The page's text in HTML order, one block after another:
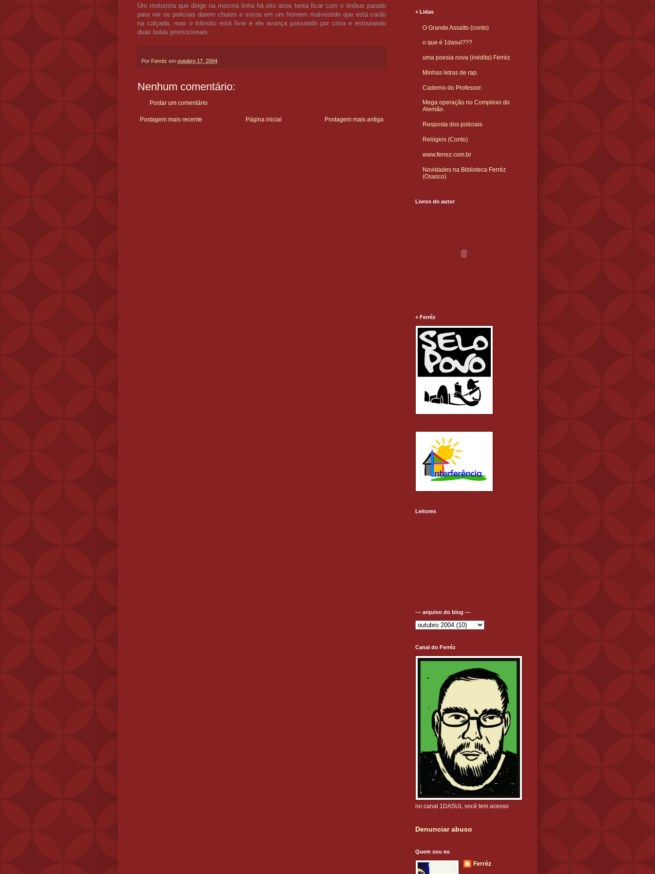
Um motorista que dirige na mesma linha há oito anos tenta ficar com o ônibus parado
para ver os policiais darem chutes e socos em um homem malvestido que está caído
na calçada, mas o trânsito está livre e ele avança passando por cima e estourando
duas bolas promocionais.
Por Ferréz em outubro 17, 2004
Nenhum comentário:
Postar um comentário
Postagem mais recente Postagem mais antiga
Página inicial
+ Lidas
O Grande Assalto (conto)
o que é 1dasul???
uma poesia nova (inédita) Ferréz
Minhas letras de rap.
Caderno do Professor.
Mega operação no Complexo do
Alemão.
Resposta dos policiais
Relógios (Conto)
www.ferrez.com.br
Novidades na Biblioteca Ferréz
(Osasco)
Livros do autor
+ Ferréz
Leitores
--- arquivo do blog ---
Canal do Ferréz
no canal 1DASUL você tem acesso
Denunciar abuso
Quem sou eu
Ferréz